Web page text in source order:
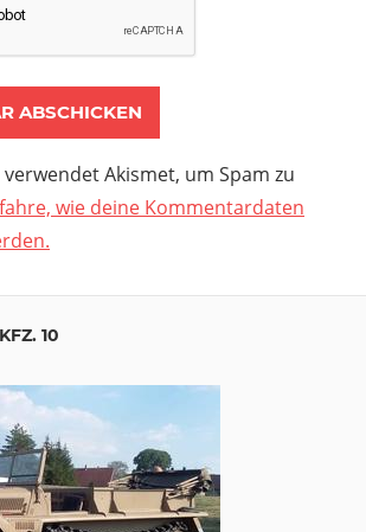
Akismet, um Spam zu
wie deine Kommentardaten
10